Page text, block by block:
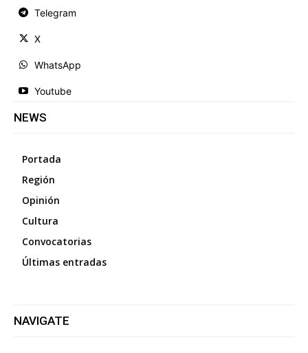
Telegram
X
WhatsApp
Youtube
NEWS
Portada
Región
Opinión
Cultura
Convocatorias
Últimas entradas
NAVIGATE